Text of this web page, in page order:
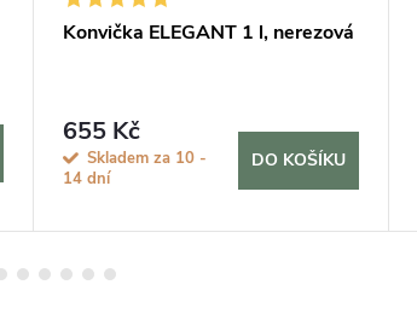
Konvička ELEGANT 1 l, nerezová
655 Kč
Skladem za 10 -
14 dní
DO KOŠÍKU